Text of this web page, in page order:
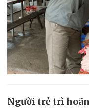
Người trẻ trì